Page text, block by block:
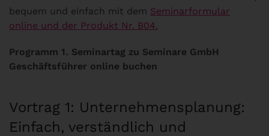
bequem und einfach mit dem Seminarformular
online und der Produkt Nr. B04.
Programm 1. Seminartag zu Seminare GmbH
Geschäftsführer online buchen
Vortrag 1: Unternehmensplanung:
Einfach, verständlich und